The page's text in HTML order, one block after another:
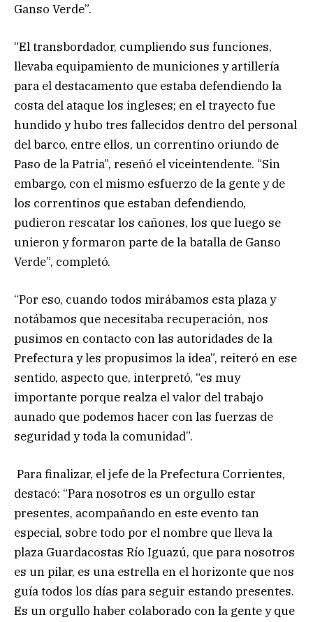
Ganso Verde”.
“El transbordador, cumpliendo sus funciones,
llevaba equipamiento de municiones y artillería
para el destacamento que estaba defendiendo la
costa del ataque los ingleses; en el trayecto fue
hundido y hubo tres fallecidos dentro del personal
del barco, entre ellos, un correntino oriundo de
Paso de la Patria”, reseñó el viceintendente. “Sin
embargo, con el mismo esfuerzo de la gente y de
los correntinos que estaban defendiendo,
pudieron rescatar los cañones, los que luego se
unieron y formaron parte de la batalla de Ganso
Verde”, completó.
“Por eso, cuando todos mirábamos esta plaza y
notábamos que necesitaba recuperación, nos
pusimos en contacto con las autoridades de la
Prefectura y les propusimos la idea”, reiteró en ese
sentido, aspecto que, interpretó, “es muy
importante porque realza el valor del trabajo
aunado que podemos hacer con las fuerzas de
seguridad y toda la comunidad”.
Para finalizar, el jefe de la Prefectura Corrientes,
destacó: “Para nosotros es un orgullo estar
presentes, acompañando en este evento tan
especial, sobre todo por el nombre que lleva la
plaza Guardacostas Río Iguazú, que para nosotros
es un pilar, es una estrella en el horizonte que nos
guía todos los días para seguir estando presentes.
Es un orgullo haber colaborado con la gente y que